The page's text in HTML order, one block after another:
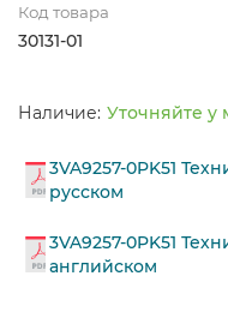
Код товара
30131-01
Уточняйте у
3VA9257-0PK51
русском
3VA9257-0PK51
английском